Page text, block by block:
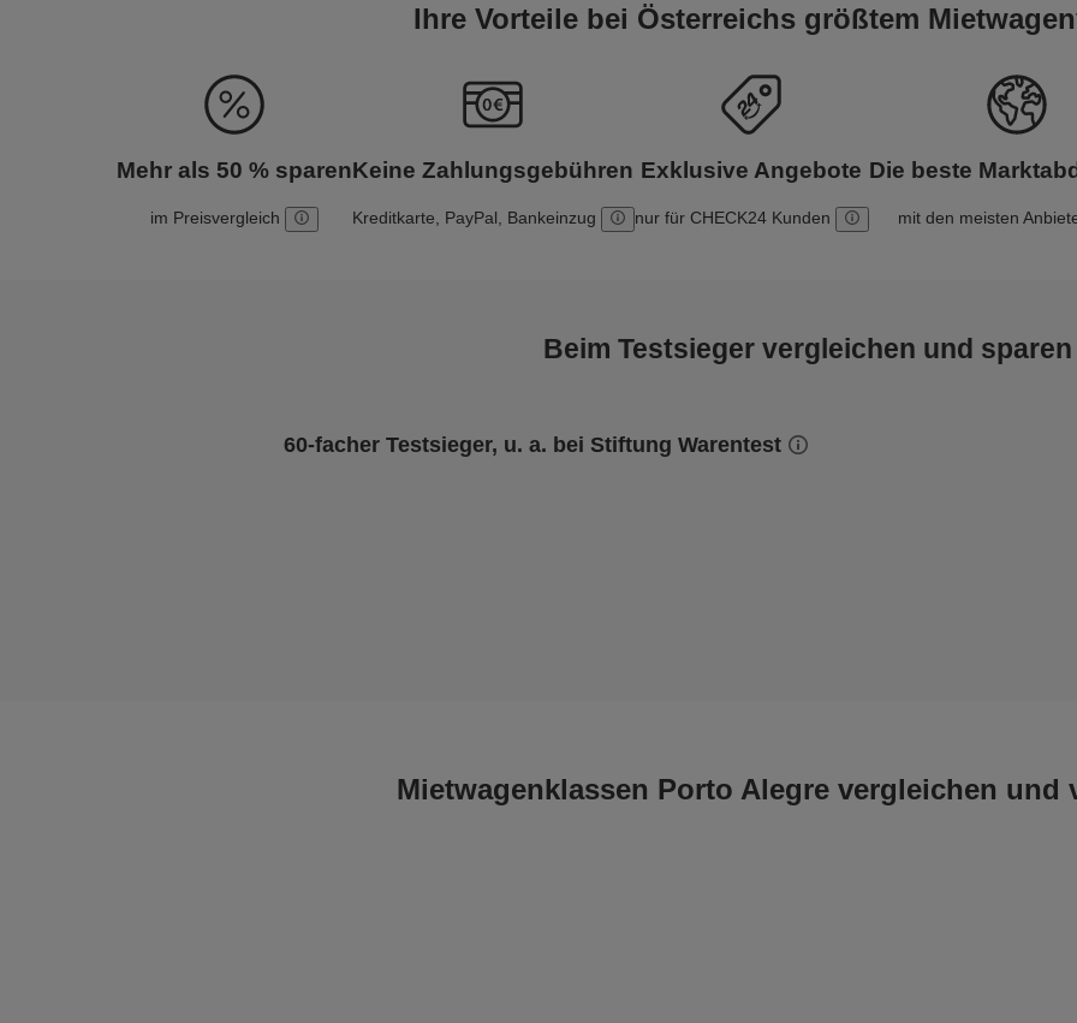
Ihre Vorteile bei Österreichs größtem
Mehr als 50 % sparen
im Preisvergleich
Keine Zahlungsgebühren
Kreditkarte, PayPal, Bankeinzug
Exklusive Angebote
nur für CHECK24 Kunden
Die beste
mit den meisten
Beim Testsieger vergleichen und sparen
60-facher Testsieger, u. a. bei Stiftung Warentest
Mietwagenklassen Porto Alegre vergleichen und